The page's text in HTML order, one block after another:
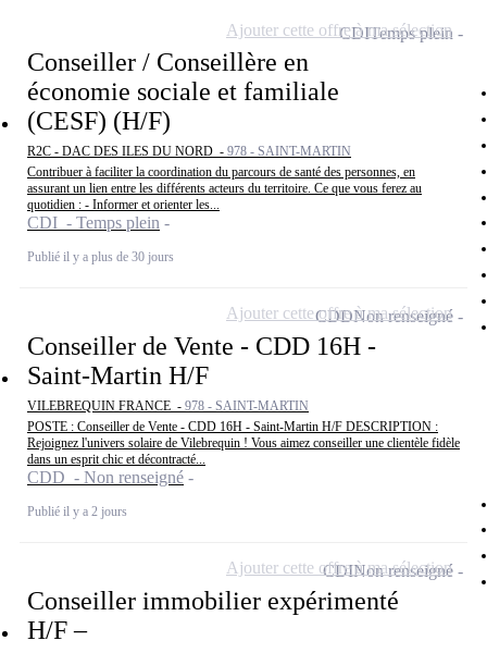
Conseiller / Conseillère en
économie sociale et familiale
(CESF) (H/F)
R2C - DAC DES ILES DU NORD - 978 - SAINT-MARTIN
Contribuer à faciliter la coordination du parcours de santé des personnes, en
assurant un lien entre les différents acteurs du territoire. Ce que vous ferez au
quotidien : - Informer et orienter les...
CDI - Temps plein
Publié il y a plus de 30 jours
CDITemps plein
Ajouter cette offre à ma sélection
Conseiller de Vente - CDD 16H -
Saint-Martin H/F
VILEBREQUIN FRANCE - 978 - SAINT-MARTIN
POSTE : Conseiller de Vente - CDD 16H - Saint-Martin H/F DESCRIPTION :
Rejoignez l'univers solaire de Vilebrequin ! Vous aimez conseiller une clientèle fidèle
dans un esprit chic et décontracté...
CDD - Non renseigné
Publié il y a 2 jours
CDDNon renseigné
Ajouter cette offre à ma sélection
Conseiller immobilier expérimenté
H/F –
CDINon renseigné
Ajouter cette offre à ma sélection